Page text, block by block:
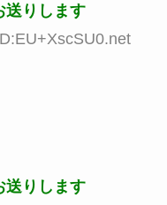
送りします
送りします